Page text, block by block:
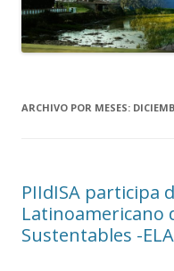
ARCHIVO POR MESES:
PIIdISA participa
Latinoamericano
Sustentables -